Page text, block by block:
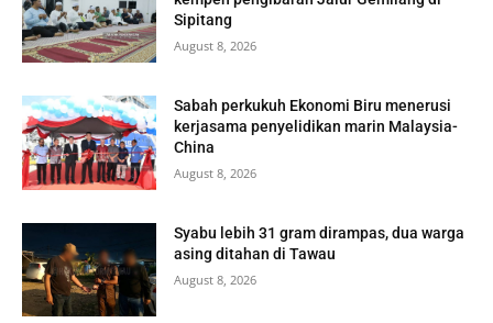
Sipitang
August 8, 2026
Sabah perkukuh Ekonomi Biru menerusi
kerjasama penyelidikan marin Malaysia-
China
August 8, 2026
Syabu lebih 31 gram dirampas, dua warga
asing ditahan di Tawau
August 8, 2026